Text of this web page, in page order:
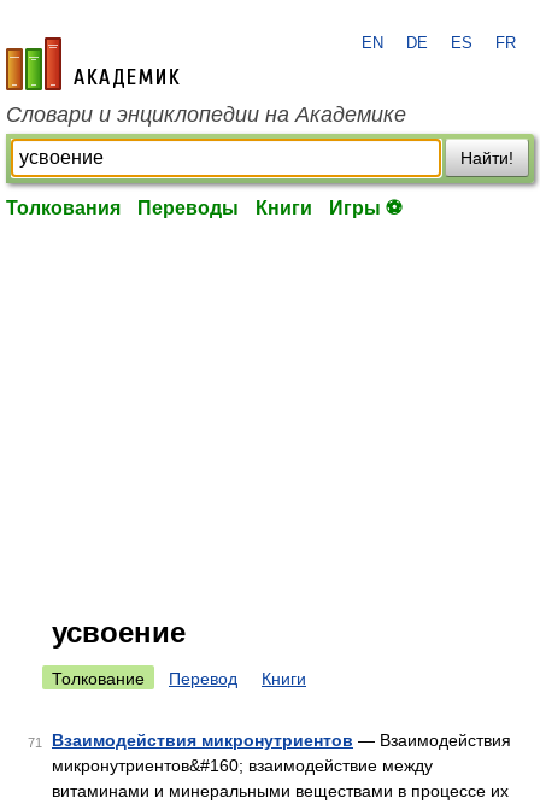
academic.ru
EN DE ES FR
Словари и энциклопедии на Академике
Найти!
Толкования Переводы Книги Игры ⚽
усвоение
Толкование Перевод Книги
71 Взаимодействия микронутриентов — Взаимодействия
микронутриентов&#160; взаимодействие между
витаминами и минеральными веществами в процессе их